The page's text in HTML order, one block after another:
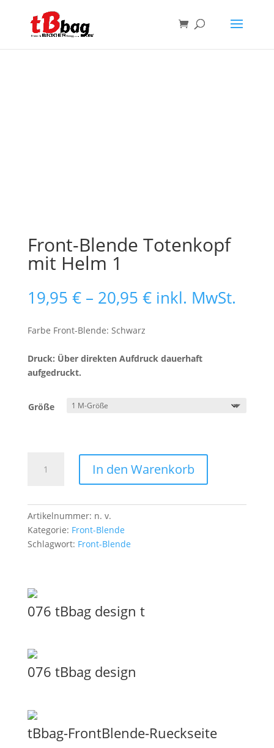
Front-Blende Totenkopf
mit Helm 1
19,95 € – 20,95 €Preisspanne:
19,95 €
inkl. MwSt.
Farbe Front-Blende: Schwarz
Druck: Über direkten Aufdruck dauerhaft
aufgedruckt.
Größe
Blende
Helm
1
Menge
In den Warenkorb
Artikelnummer: n. v.
Kategorie: Front-Blende
Schlagwort: Front-Blende
076 tBbag design t
076 tBbag design
tBbag-FrontBlende-Rueckseite